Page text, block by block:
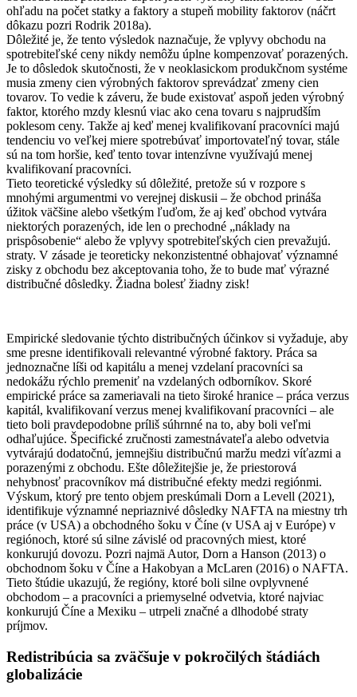
ohľadu na počet statky a faktory a stupeň mobility faktorov (náčrt
dôkazu pozri Rodrik 2018a).
Dôležité je, že tento výsledok naznačuje, že vplyvy obchodu na
spotrebiteľské ceny nikdy nemôžu úplne kompenzovať porazených.
Je to dôsledok skutočnosti, že v neoklasickom produkčnom systéme
musia zmeny cien výrobných faktorov sprevádzať zmeny cien
tovarov. To vedie k záveru, že bude existovať aspoň jeden výrobný
faktor, ktorého mzdy klesnú viac ako cena tovaru s najprudším
poklesom ceny. Takže aj keď menej kvalifikovaní pracovníci majú
tendenciu vo veľkej miere spotrebúvať importovateľný tovar, stále
sú na tom horšie, keď tento tovar intenzívne využívajú menej
kvalifikovaní pracovníci.
Tieto teoretické výsledky sú dôležité, pretože sú v rozpore s
mnohými argumentmi vo verejnej diskusii – že obchod prináša
úžitok väčšine alebo všetkým ľuďom, že aj keď obchod vytvára
niektorých porazených, ide len o prechodné „náklady na
prispôsobenie“ alebo že vplyvy spotrebiteľských cien prevažujú.
straty. V zásade je teoreticky nekonzistentné obhajovať významné
zisky z obchodu bez akceptovania toho, že to bude mať výrazné
distribučné dôsledky. Žiadna bolesť žiadny zisk!
Empirické sledovanie týchto distribučných účinkov si vyžaduje, aby
sme presne identifikovali relevantné výrobné faktory. Práca sa
jednoznačne líši od kapitálu a menej vzdelaní pracovníci sa
nedokážu rýchlo premeniť na vzdelaných odborníkov. Skoré
empirické práce sa zameriavali na tieto široké hranice – práca verzus
kapitál, kvalifikovaní verzus menej kvalifikovaní pracovníci – ale
tieto boli pravdepodobne príliš súhrnné na to, aby boli veľmi
odhaľujúce. Špecifické zručnosti zamestnávateľa alebo odvetvia
vytvárajú dodatočnú, jemnejšiu distribučnú maržu medzi víťazmi a
porazenými z obchodu. Ešte dôležitejšie je, že priestorová
nehybnosť pracovníkov má distribučné efekty medzi regiónmi.
Výskum, ktorý pre tento objem preskúmali Dorn a Levell (2021),
identifikuje významné nepriaznivé dôsledky NAFTA na miestny trh
práce (v USA) a obchodného šoku v Číne (v USA aj v Európe) v
regiónoch, ktoré sú silne závislé od pracovných miest, ktoré
konkurujú dovozu. Pozri najmä Autor, Dorn a Hanson (2013) o
obchodnom šoku v Číne a Hakobyan a McLaren (2016) o NAFTA.
Tieto štúdie ukazujú, že regióny, ktoré boli silne ovplyvnené
obchodom – a pracovníci a priemyselné odvetvia, ktoré najviac
konkurujú Číne a Mexiku – utrpeli značné a dlhodobé straty
príjmov.
Redistribúcia sa zväčšuje v pokročilých štádiách
globalizácie